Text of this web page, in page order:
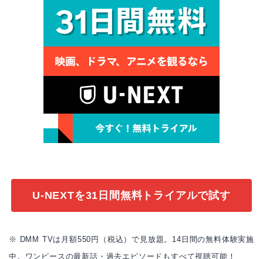
U-NEXTを31日間無料トライアルで試す
※ DMM TVは月額550円（税込）で見放題。14日間の無料体験実施
中。ワンピースの最新話・過去エピソードもすべて視聴可能！